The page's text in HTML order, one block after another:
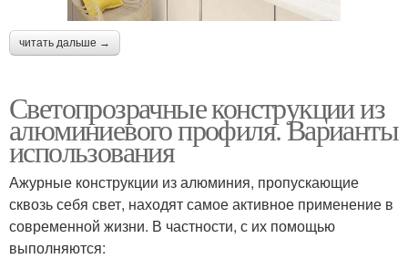
читать дальше →
Светопрозрачные конструкции из
алюминиевого профиля. Варианты
использования
Ажурные конструкции из алюминия, пропускающие
сквозь себя свет, находят самое активное применение в
современной жизни. В частности, с их помощью
выполняются: